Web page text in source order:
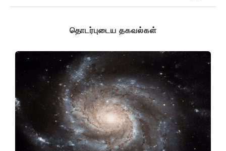
தொடர்புடைய தகவல்கள்